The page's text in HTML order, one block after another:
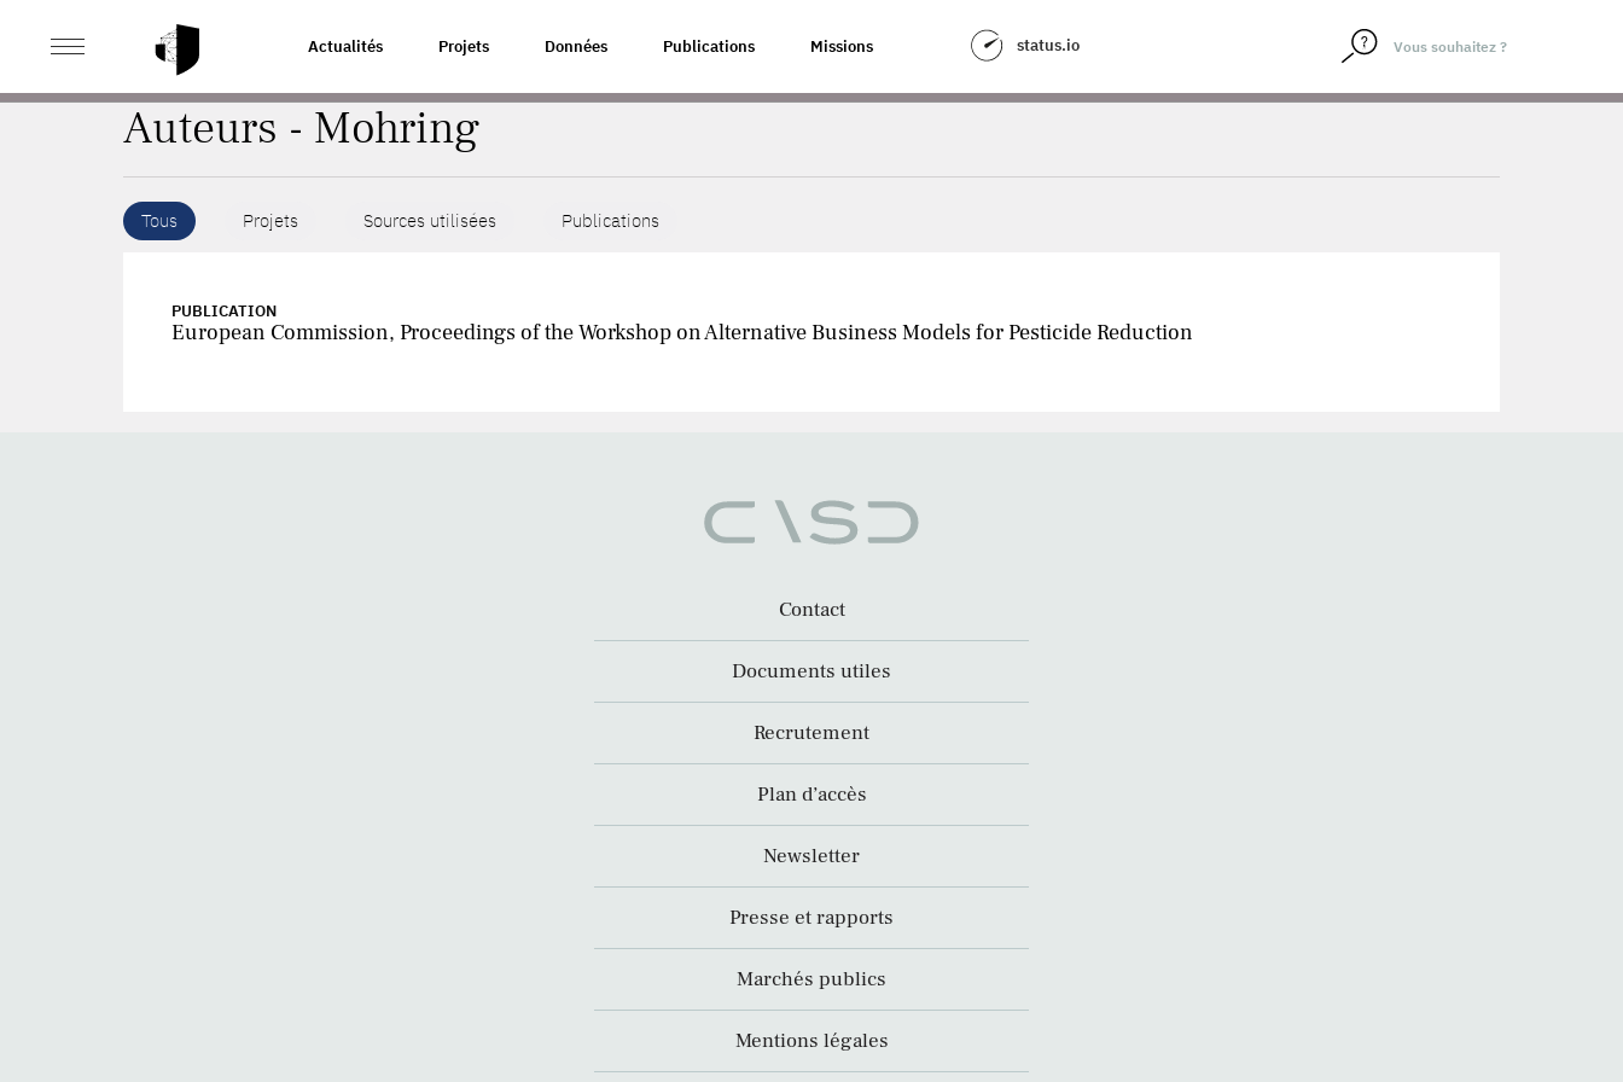
Actualités Projets Données Publications Missions status.io
ACCUEIL
Auteurs - Mohring
Tous Projets Sources utilisées Publications
PUBLICATION
European Commission, Proceedings of the Workshop on Alternative Business Models for Pesticide Reduction
Contact
Documents utiles
Recrutement
Plan d’accès
Newsletter
Presse et rapports
Marchés publics
Mentions légales